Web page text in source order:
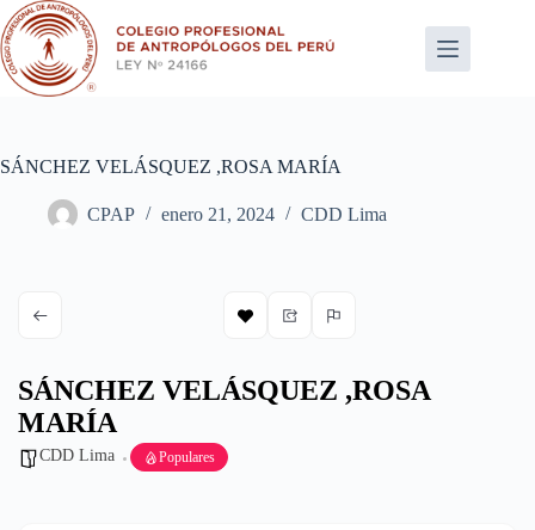
Saltar
al
contenido
SÁNCHEZ VELÁSQUEZ ,ROSA MARÍA
CPAP enero 21, 2024 CDD Lima
SÁNCHEZ VELÁSQUEZ ,ROSA
MARÍA
CDD Lima Populares